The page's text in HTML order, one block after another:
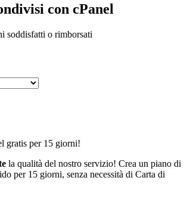
con cPanel
soddisfatti o rimborsati
gratis per 15 giorni!
la qualità del nostro servizio! Crea un piano di
per 15 giorni, senza necessità di Carta di